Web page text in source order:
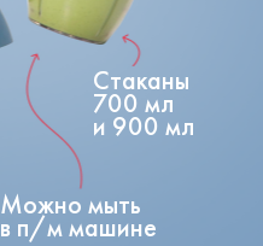
Можно мыть
в п/м машине
Стаканы
700 мл
и 900 мл